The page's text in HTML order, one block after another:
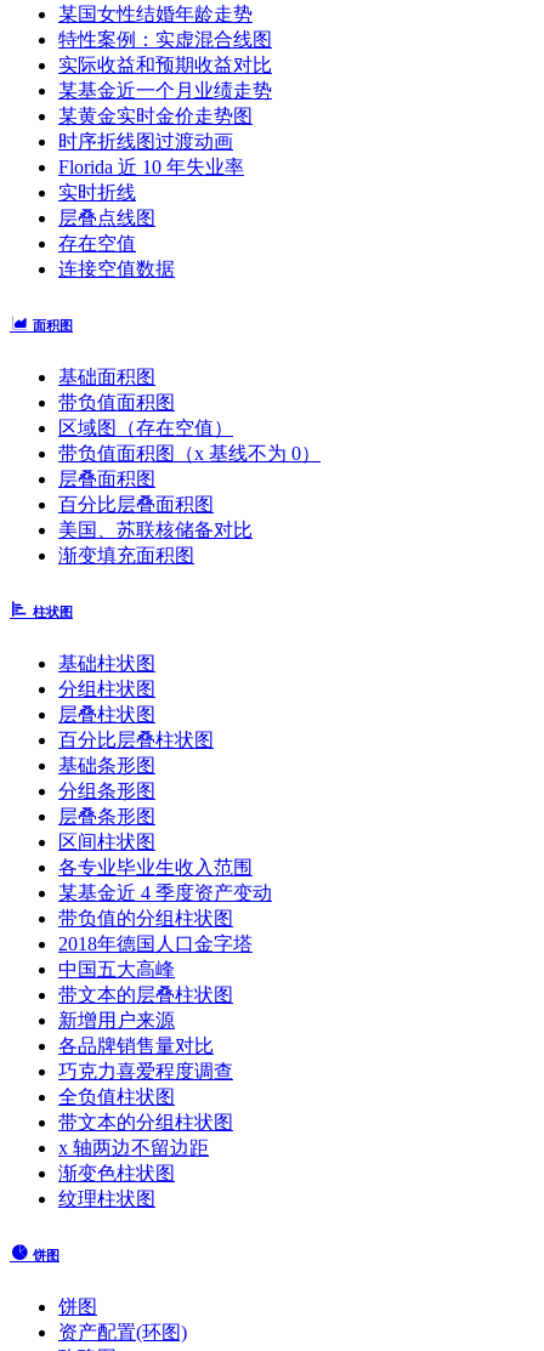
某国女性结婚年龄走势
特性案例：实虚混合线图
实际收益和预期收益对比
某基金近一个月业绩走势
某黄金实时金价走势图
时序折线图过渡动画
Florida 近 10 年失业率
实时折线
层叠点线图
存在空值
连接空值数据
面积图
基础面积图
带负值面积图
区域图（存在空值）
带负值面积图（x 基线不为 0）
层叠面积图
百分比层叠面积图
美国、苏联核储备对比
渐变填充面积图
柱状图
基础柱状图
分组柱状图
层叠柱状图
百分比层叠柱状图
基础条形图
分组条形图
层叠条形图
区间柱状图
各专业毕业生收入范围
某基金近 4 季度资产变动
带负值的分组柱状图
2018年德国人口金字塔
中国五大高峰
带文本的层叠柱状图
新增用户来源
各品牌销售量对比
巧克力喜爱程度调查
全负值柱状图
带文本的分组柱状图
x 轴两边不留边距
渐变色柱状图
纹理柱状图
饼图
饼图
资产配置(环图)